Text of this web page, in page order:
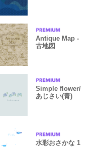
Antique Map -
古地図
Simple flower/
あじさい(青)
水彩おさかな 1